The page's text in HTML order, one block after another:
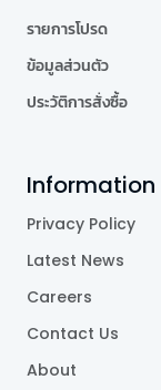
รายการโปรด
ข้อมูลส่วนตัว
ประวัติการสั่งซื้อ
Information
Privacy Policy
Latest News
Careers
Contact Us
About